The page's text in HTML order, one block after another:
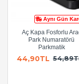
Aynı Gün
Aç Kapa Fosforlu
Park Numaratörü
Parkmatik
44,90TL